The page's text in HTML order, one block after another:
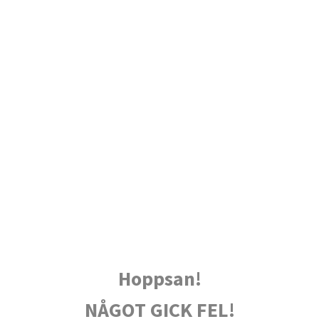
Hoppsan!
NÅGOT GICK FEL!